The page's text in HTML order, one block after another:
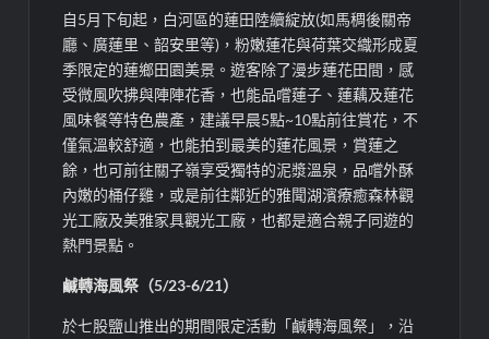
自5月下旬起，白河區的蓮田陸續綻放(如馬稠後關帝
廳、廣蓮里、韶安里等)，粉嫩蓮花與荷葉交織形成夏
季限定的蓮鄉田園美景。遊客除了漫步蓮花田間，感
受微風吹拂與陣陣花香，也能品嚐蓮子、蓮藕及蓮花
風味餐等特色農產，建議早晨5點~10點前往賞花，不
僅氣溫較舒適，也能拍到最美的蓮花風景，賞蓮之
餘，也可前往關子嶺享受獨特的泥漿溫泉，品嚐外酥
內嫩的桶仔雞，或是前往鄰近的雅聞湖濱療癒森林觀
光工廠及美雅家具觀光工廠，也都是適合親子同遊的
熱門景點。
鹹轉海風祭（5/23-6/21）
於七股鹽山推出的期間限定活動「鹹轉海風祭」，沿